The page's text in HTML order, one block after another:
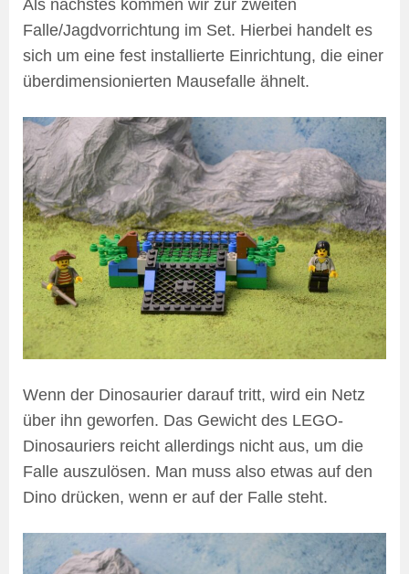
Als nächstes kommen wir zur zweiten
Falle/Jagdvorrichtung im Set. Hierbei handelt es
sich um eine fest installierte Einrichtung, die einer
überdimensionierten Mausefalle ähnelt.
Wenn der Dinosaurier darauf tritt, wird ein Netz
über ihn geworfen. Das Gewicht des LEGO-
Dinosauriers reicht allerdings nicht aus, um die
Falle auszulösen. Man muss also etwas auf den
Dino drücken, wenn er auf der Falle steht.